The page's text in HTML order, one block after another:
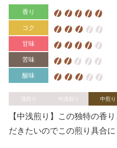
香り
コク
甘味
苦味
酸味
浅煎り 中浅煎り 中煎り
【中浅煎り】この独特の香
だきたいのでこの煎り具合に